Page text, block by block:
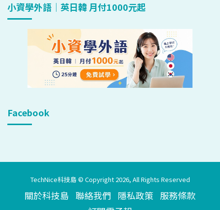
小資學外語｜英日韓 月付1000元起
Facebook
TechNice科技島 © Copyright 2026, All Rights Reserved
關於科技島 聯絡我們 隱私政策 服務條款